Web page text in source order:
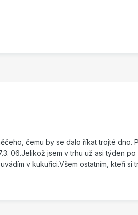
čemu by se dalo říkat trojté
06.Jelikož jsem v trhu už asi týden
v kukuřici.Všem ostatním, kteří